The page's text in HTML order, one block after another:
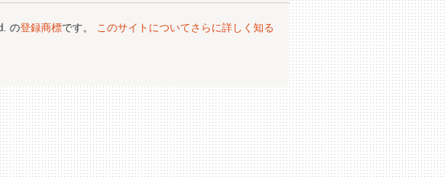
の登録商標です。 このサイトについてさらに詳しく知る